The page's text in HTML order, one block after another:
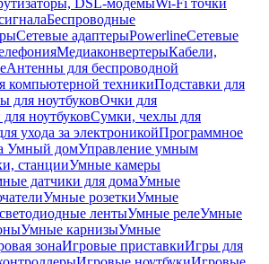
DSL-модемыWi-Fi точки
Беспроводные
Сетевые адаптерыPowerlineСетевые
МедиаконвертерыКабели,
Антенны для беспроводной
компьютерной техникиПодставки для
для ноутбуковОчки для
ноутбуковСумки, чехлы для
ухода за электроникойПрограммное
Умный домУправление умным
станцииУмные камеры
датчики для домаУмные
Умные розеткиУмные
лентыУмные релеУмные
Умные карнизыУмные
зонаИгровые приставкиИгры для